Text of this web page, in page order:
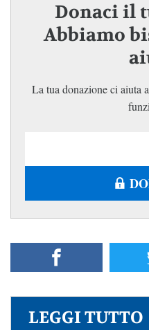
Donaci il
Abbiamo
La tua donazione ci aiuta
LEGGI TUTTO